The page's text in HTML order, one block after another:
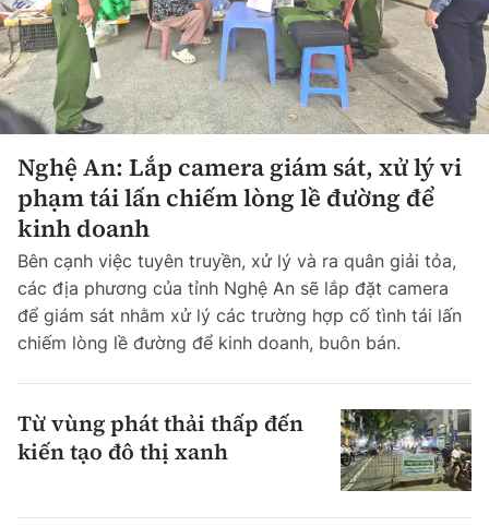
Nghệ An: Lắp camera giám sát, xử lý vi
phạm tái lấn chiếm lòng lề đường để
kinh doanh
Bên cạnh việc tuyên truyền, xử lý và ra quân giải tỏa,
các địa phương của tỉnh Nghệ An sẽ lắp đặt camera
để giám sát nhằm xử lý các trường hợp cố tình tái lấn
chiếm lòng lề đường để kinh doanh, buôn bán.
Từ vùng phát thải thấp đến
kiến tạo đô thị xanh